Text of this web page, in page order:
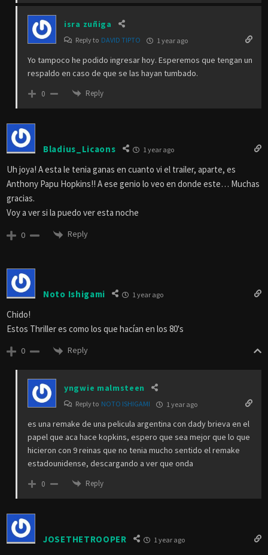
isra zuñiga
Reply to DAVID TIPTO 1 year ago
Yo tampoco he podido ingresar hoy. Esperemos que tengan un
respaldo en caso de que se las hayan tumbado.
0 Reply
Bladius_Licaons 1 year ago
Uh joya! A esta le tenia ganas en cuanto vi el trailer, aparte, es
Anthony Papu Hopkins!! A ese genio lo veo en donde este… Muchas
gracias.
Voy a ver si la puedo ver esta noche
0 Reply
Noto Ishigami 1 year ago
Chido!
Estos Thriller es como los que hacían en los 80's
0 Reply
yngwie malmsteen
Reply to NOTO ISHIGAMI 1 year ago
es una remake de una pelicula argentina con dady brieva en el
papel que aca hace kopkins, espero que sea mejor que lo que
hicieron con 9 reinas que no tenia mucho sentido el remake
estadounidense, descargando a ver que onda
0 Reply
JOSETHETROOPER 1 year ago